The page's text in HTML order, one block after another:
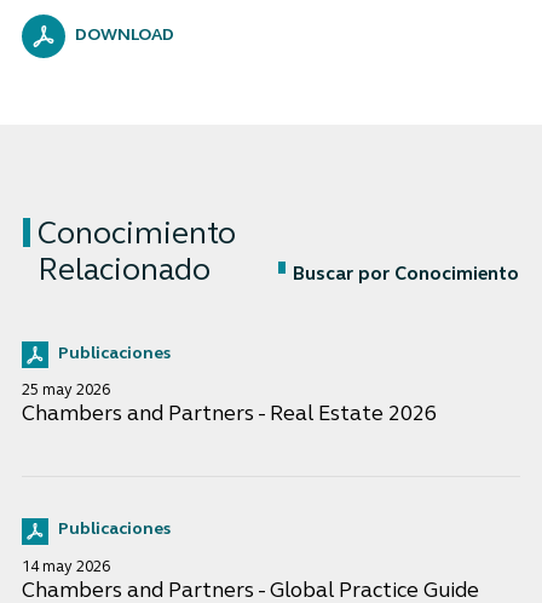
DOWNLOAD
Conocimiento
Relacionado
Buscar por Conocimiento
Publicaciones
25 may 2026
Chambers and Partners - Real Estate 2026
Publicaciones
14 may 2026
Chambers and Partners - Global Practice Guide